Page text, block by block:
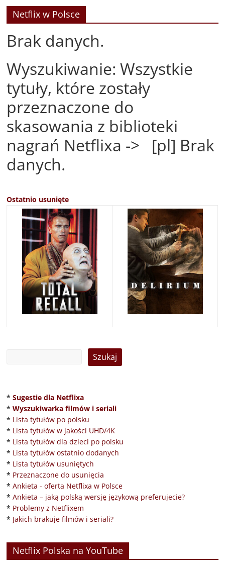
Netflix w Polsce
Brak danych.
Wyszukiwanie: Wszystkie
tytuły, które zostały
przeznaczone do
skasowania z biblioteki
nagrań Netflixa -> [pl] Brak
danych.
Ostatnio usunięte
* Sugestie dla Netflixa
* Wyszukiwarka filmów i seriali
* Lista tytułów po polsku
* Lista tytułów w jakości UHD/4K
* Lista tytułów dla dzieci po polsku
* Lista tytułów ostatnio dodanych
* Lista tytułów usuniętych
* Przeznaczone do usunięcia
* Ankieta - oferta Netflixa w Polsce
* Ankieta – jaką polską wersję językową preferujecie?
* Problemy z Netflixem
* Jakich brakuje filmów i seriali?
Netflix Polska na YouTube